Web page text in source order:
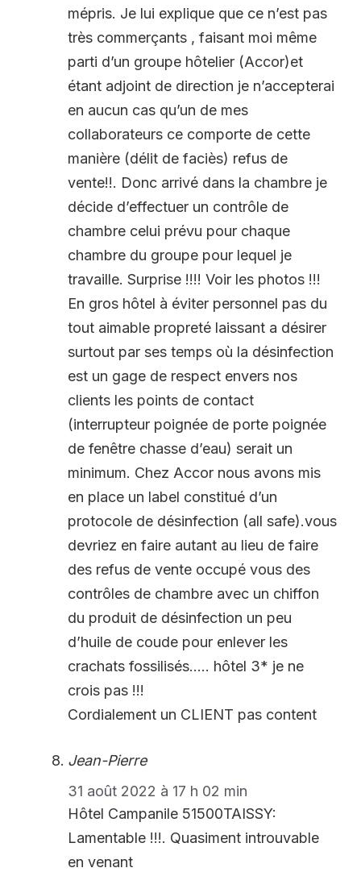
mépris. Je lui explique que ce n’est pas
très commerçants , faisant moi même
parti d’un groupe hôtelier (Accor)et
étant adjoint de direction je n’accepterai
en aucun cas qu’un de mes
collaborateurs ce comporte de cette
manière (délit de faciès) refus de
vente!!. Donc arrivé dans la chambre je
décide d’effectuer un contrôle de
chambre celui prévu pour chaque
chambre du groupe pour lequel je
travaille. Surprise !!!! Voir les photos !!!
En gros hôtel à éviter personnel pas du
tout aimable propreté laissant a désirer
surtout par ses temps où la désinfection
est un gage de respect envers nos
clients les points de contact
(interrupteur poignée de porte poignée
de fenêtre chasse d’eau) serait un
minimum. Chez Accor nous avons mis
en place un label constitué d’un
protocole de désinfection (all safe).vous
devriez en faire autant au lieu de faire
des refus de vente occupé vous des
contrôles de chambre avec un chiffon
du produit de désinfection un peu
d’huile de coude pour enlever les
crachats fossilisés….. hôtel 3* je ne
crois pas !!!
Cordialement un CLIENT pas content
Jean-Pierre
31 août 2022 à 17 h 02 min
Hôtel Campanile 51500TAISSY:
Lamentable !!!. Quasiment introuvable
en venant